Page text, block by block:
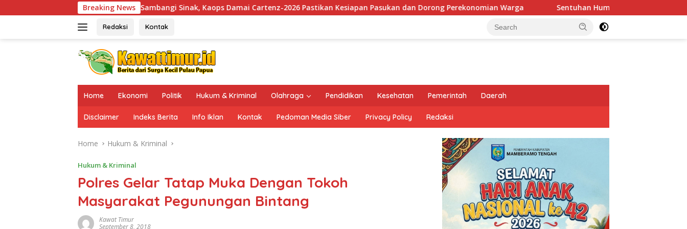
to
Breaking News
Sambangi Sinak, Kaops Damai Cartenz-2026 Pastikan Kesiapan Pasukan dan Dorong Perekonomian Warga Sentuhan Humanis di Puncak Jaya: Saat Satgas Ops Damai
Redaksi Kontak
Home Ekonomi Politik Hukum & Kriminal Olahraga Pendidikan Kesehatan Pemerintah Daerah
Disclaimer Indeks Berita Info Iklan Kontak Pedoman Media Siber Privacy Policy Redaksi
Home Hukum & Kriminal
Hukum & Kriminal
Polres Gelar Tatap Muka Dengan Tokoh
Masyarakat Pegunungan Bintang
Kawat Timur
September 8, 2018